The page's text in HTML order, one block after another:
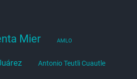
Mier AMLO
Antonio Teutli Cuautle